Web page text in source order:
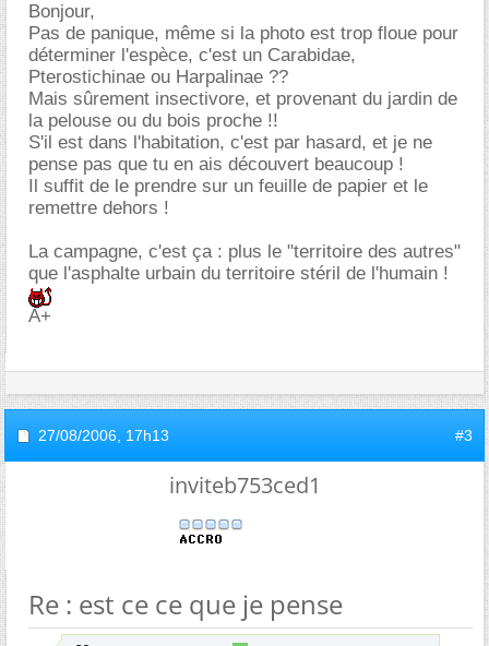
Bonjour,
Pas de panique, même si la photo est trop floue pour
déterminer l'espèce, c'est un Carabidae,
Pterostichinae ou Harpalinae ??
Mais sûrement insectivore, et provenant du jardin de
la pelouse ou du bois proche !!
S'il est dans l'habitation, c'est par hasard, et je ne
pense pas que tu en ais découvert beaucoup !
Il suffit de le prendre sur un feuille de papier et le
remettre dehors !
La campagne, c'est ça : plus le "territoire des autres"
que l'asphalte urbain du territoire stéril de l'humain !
A+
27/08/2006, 17h13 #3
inviteb753ced1
Re : est ce ce que je pense